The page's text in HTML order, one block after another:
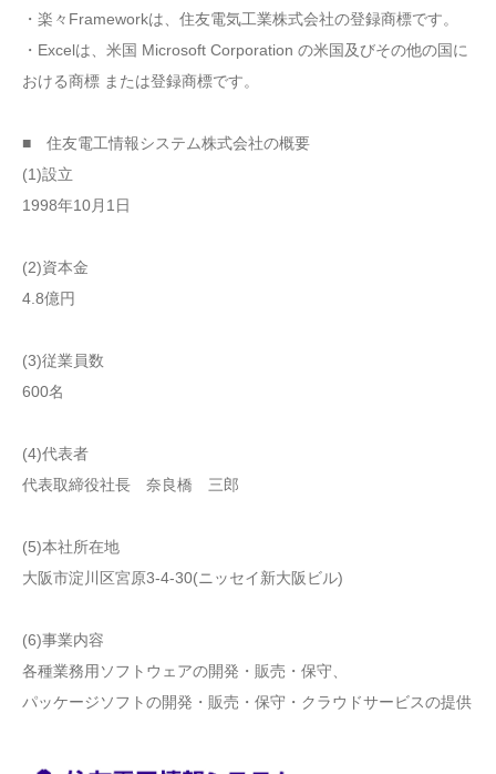
・楽々Frameworkは、住友電気工業株式会社の登録商標です。
・Excelは、米国 Microsoft Corporation の米国及びその他の国に
おける商標 または登録商標です。
■ 住友電工情報システム株式会社の概要
(1)設立
1998年10月1日
(2)資本金
4.8億円
(3)従業員数
600名
(4)代表者
代表取締役社長 奈良橋 三郎
(5)本社所在地
大阪市淀川区宮原3-4-30(ニッセイ新大阪ビル)
(6)事業内容
各種業務用ソフトウェアの開発・販売・保守、
パッケージソフトの開発・販売・保守・クラウドサービスの提供